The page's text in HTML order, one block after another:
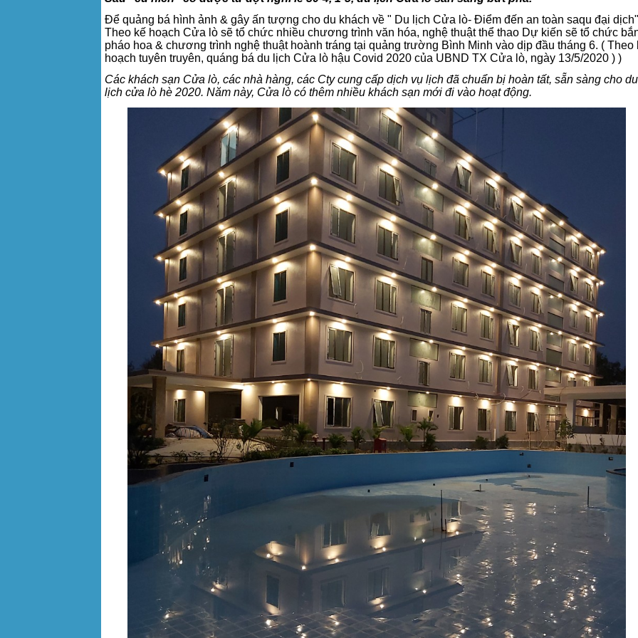
Để quảng bá hình ảnh & gây ấn tượng cho du khách về " Du lịch Cửa lò- Điểm đến an toàn saqu đại
Theo kế hoạch Cửa lò sẽ tổ chức nhiều chương trình văn hóa, nghệ thuật thể thao Dự kiến sẽ tổ chức
pháo hoa & chương trình nghệ thuật hoành tráng tại quảng trường Bình Minh vào dịp đầu tháng 6. ( Theo
hoạch tuyên truyên, quáng bá du lịch Cửa lò hậu Covid 2020 của UBND TX Cửa lò, ngày 13/5/2020 ) )
Các khách sạn Cửa lò, các nhà hàng, các Cty cung cấp dịch vụ lịch đã chuẩn bị hoàn tất, sẵn sàng cho du
lịch cửa lò hè 2020. Năm này, Cửa lò có thêm nhiều khách sạn mới đi vào hoạt động.